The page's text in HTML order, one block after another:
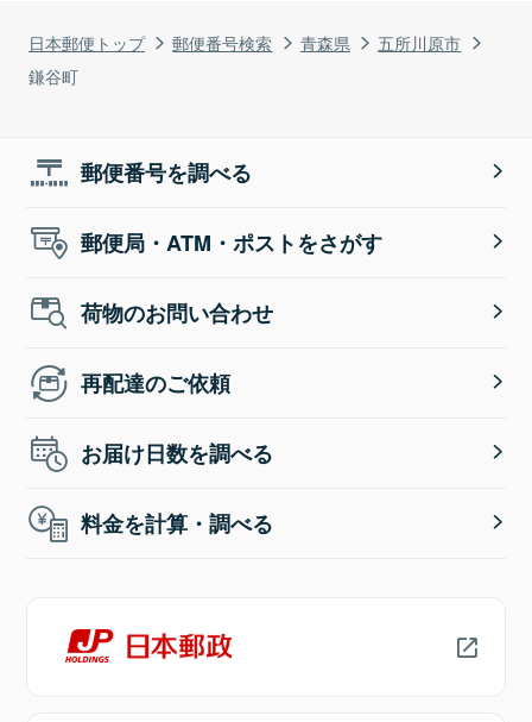
日本郵便トップ 郵便番号検索 青森県
五所川原市
鎌谷町
郵便番号を調べる
郵便局・ATM・ポストをさがす
荷物のお問い合わせ
再配達のご依頼
お届け日数を調べる
料金を計算・調べる